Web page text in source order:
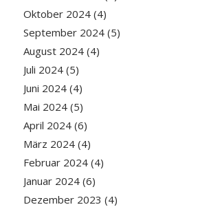
Oktober 2024(4)
September 2024(5)
August 2024(4)
Juli 2024(5)
Juni 2024(4)
Mai 2024(5)
April 2024(6)
März 2024(4)
Februar 2024(4)
Januar 2024(6)
Dezember 2023 (4)